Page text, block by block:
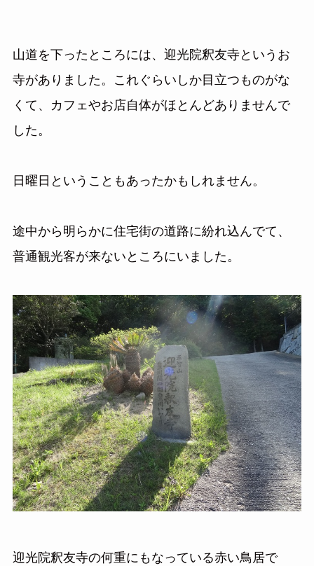
山道を下ったところには、迎光院釈友寺というお
寺がありました。これぐらいしか目立つものがな
くて、カフェやお店自体がほとんどありませんで
した。
日曜日ということもあったかもしれません。
途中から明らかに住宅街の道路に紛れ込んでて、
普通観光客が来ないところにいました。
迎光院釈友寺の何重にもなっている赤い鳥居で